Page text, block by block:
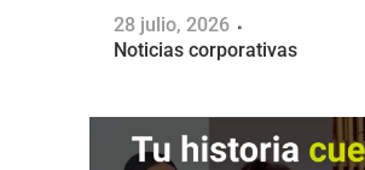
28 julio, 2026
Noticias corporativas